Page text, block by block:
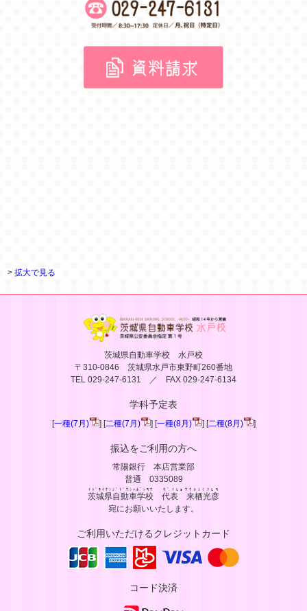
>拡大で見る
茨城県自動車学校 水戸校
〒310-0846 茨城県水戸市東野町260番地
TEL 029-247-6131 ／ FAX 029-247-6134
学科予定表
[一種(7月) ] [二種(7月) ] [一種(8月) ] [二種(8月) ]
振込をご利用の方へ
常陽銀行 本店営業部
普通 0335089
茨城県自動車学校
ｲﾊﾞﾗｷｹﾝｼﾞﾄﾞｳｼｬｶﾞｯｺｳ
代表 来栖光彦
ﾀﾞｲﾋｮｳｸﾙｽﾐﾂﾋｺ
宛にお願いいたします。
ご利用いただけるクレジットカード
コード決済